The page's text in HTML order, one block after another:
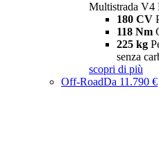
Multistrada V4
180 CV
118 Nm
225 kg
senza
scopri di più
Off-RoadDa 11.790 €